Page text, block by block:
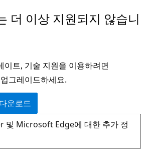
더 이상 지원되지 않습니
이트, 기술 지원을 이용하려면
그레이드하세요.
운로드
Microsoft Edge에 대한 추가 정